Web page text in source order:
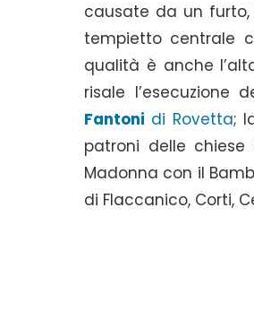
causate da un
tempietto centrale
qualità è anche
risale l’esecuzione
Fantoni di Rovetta;
patroni delle
Madonna con il
di Flaccanico, Corti,